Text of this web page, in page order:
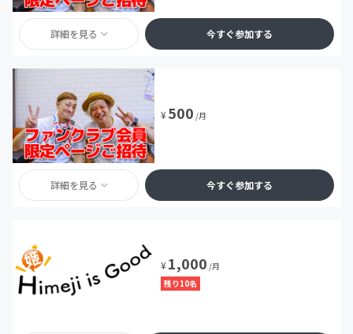
詳細を見る 今すぐ参加する
¥500 /月
詳細を見る 今すぐ参加する
¥1,000 /月
残り10名